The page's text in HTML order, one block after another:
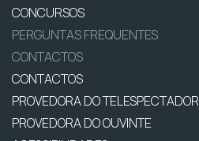
CONCURSOS
PERGUNTAS FREQUENTES
CONTACTOS
CONTACTOS
PROVEDORA DO TELESPECTADOR
PROVEDORA DO OUVINTE